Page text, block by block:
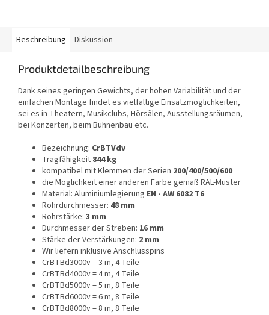
Beschreibung Diskussion
Produktdetailbeschreibung
Dank seines geringen Gewichts, der hohen Variabilität und der
einfachen Montage findet es vielfältige Einsatzmöglichkeiten,
sei es in Theatern, Musikclubs, Hörsälen, Ausstellungsräumen,
bei Konzerten, beim Bühnenbau etc.
Bezeichnung: CrBTVdv
Tragfähigkeit 844 kg
kompatibel mit Klemmen der Serien 200/400/500/600
die Möglichkeit einer anderen Farbe gemäß RAL-Muster
Material: Aluminiumlegierung EN - AW 6082 T6
Rohrdurchmesser: 48 mm
Rohrstärke: 3 mm
Durchmesser der Streben: 16 mm
Stärke der Verstärkungen: 2 mm
Wir liefern inklusive Anschlusspins
CrBTBd3000v = 3 m, 4 Teile
CrBTBd4000v = 4 m, 4 Teile
CrBTBd5000v = 5 m, 8 Teile
CrBTBd6000v = 6 m, 8 Teile
CrBTBd8000v = 8 m, 8 Teile